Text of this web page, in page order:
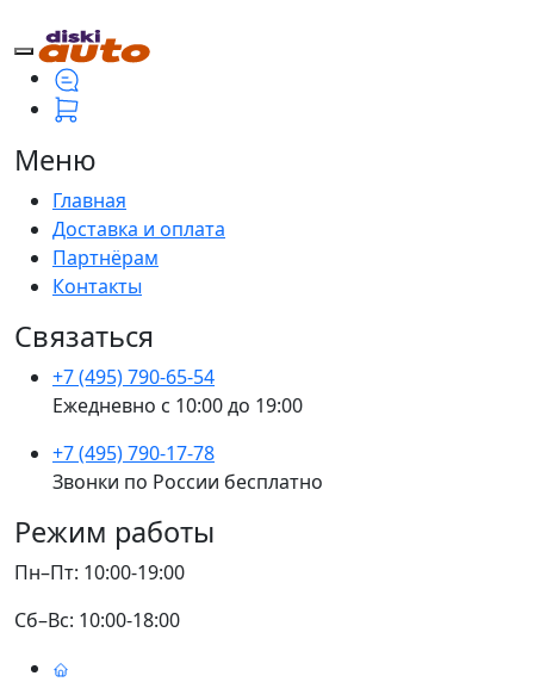
Меню
Главная
Доставка и оплата
Партнёрам
Контакты
Связаться
+7 (495) 790-65-54
Ежедневно с 10:00 до 19:00
+7 (495) 790-17-78
Звонки по России бесплатно
Режим работы
Пн–Пт: 10:00-19:00
Сб–Вс: 10:00-18:00